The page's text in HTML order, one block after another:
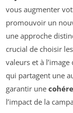
vous augmenter
promouvoir un
une approche
crucial de choisir les
valeurs et à
qui partagent une
garantir une
l’impact de la